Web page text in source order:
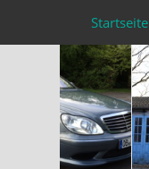
Startseite